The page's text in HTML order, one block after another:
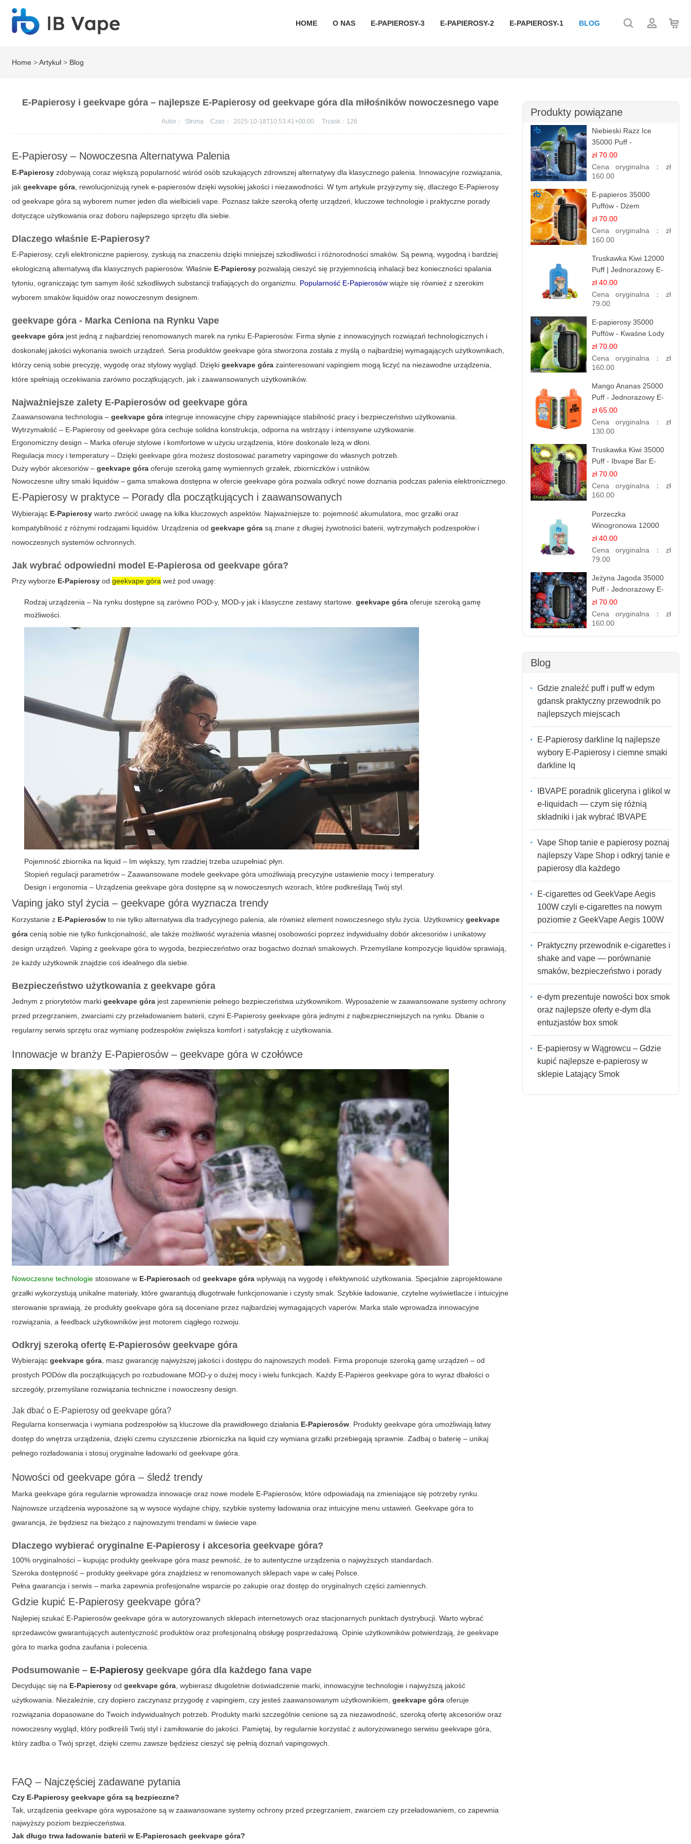
HOME O NAS E-PAPIEROSY-3 E-PAPIEROSY-2 E-PAPIEROSY-1 BLOG
Home >Artykuł > Blog
E-Papierosy i geekvape góra – najlepsze E-Papierosy od geekvape góra dla miłośników nowoczesnego vape
Autor： Strona Czas： 2025-10-18T10:53:41+00:00 Trzask： 126
E-Papierosy – Nowoczesna Alternatywa Palenia
E-Papierosy zdobywają coraz większą popularność wśród osób szukających zdrowszej alternatywy dla klasycznego palenia. Innowacyjne rozwiązania,
jakgeekvape góra , rewolucjonizują rynek e-papierosów dzięki wysokiej jakości i niezawodności. W tym artykule przyjrzymy się, dlaczego E-Papierosy
od geekvape góra są wyborem numer jeden dla wielbicieli vape. Poznasz także szeroką ofertę urządzeń, kluczowe technologie i praktyczne porady
dotyczące użytkowania oraz doboru najlepszego sprzętu dla siebie.
Dlaczego właśnie E-Papierosy?
E-Papierosy, czyli elektroniczne papierosy, zyskują na znaczeniu dzięki mniejszej szkodliwości i różnorodności smaków. Są pewną, wygodną i bardziej
ekologiczną alternatywą dla klasycznych papierosów. Właśnie E-Papierosy pozwalają cieszyć się przyjemnością inhalacji bez konieczności spalania
tytoniu, ograniczając tym samym ilość szkodliwych substancji trafiających do organizmu. Popularność E-Papierosów wiąże się również z szerokim
wyborem smaków liquidów oraz nowoczesnym designem.
geekvape góra - Marka Ceniona na Rynku Vape
geekvape góra jest jedną z najbardziej renomowanych marek na rynku E-Papierosów. Firma słynie z innowacyjnych rozwiązań technologicznych i
doskonałej jakości wykonania swoich urządzeń. Seria produktów geekvape góra stworzona została z myślą o najbardziej wymagających użytkownikach,
którzy cenią sobie precyzję, wygodę oraz stylowy wygląd. Dziękigeekvape góra zainteresowani vapingiem mogą liczyć na niezawodne urządzenia,
które spełniają oczekiwania zarówno początkujących, jak i zaawansowanych użytkowników.
Najważniejsze zalety E-Papierosów od geekvape góra
Zaawansowana technologia –geekvape góra integruje innowacyjne chipy zapewniające stabilność pracy i bezpieczeństwo użytkowania.
Wytrzymałość – E-Papierosy od geekvape góra cechuje solidna konstrukcja, odporna na wstrząsy i intensywne użytkowanie.
Ergonomiczny design – Marka oferuje stylowe i komfortowe w użyciu urządzenia, które doskonale leżą w dłoni.
Regulacja mocy i temperatury – Dzięki geekvape góra możesz dostosować parametry vapingowe do własnych potrzeb.
Duży wybór akcesoriów –geekvape góra oferuje szeroką gamę wymiennych grzałek, zbiorniczków i ustników.
Nowoczesne ultry smaki liquidów – gama smakowa dostępna w ofercie geekvape góra pozwala odkryć nowe doznania podczas palenia elektronicznego.
E-Papierosy w praktyce – Porady dla początkujących i zaawansowanych
Wybierając E-Papierosy warto zwrócić uwagę na kilka kluczowych aspektów. Najważniejsze to: pojemność akumulatora, moc grzałki oraz
kompatybilność z różnymi rodzajami liquidów. Urządzenia odgeekvape góra są znane z długiej żywotności baterii, wytrzymałych podzespołów i
nowoczesnych systemów ochronnych.
Jak wybrać odpowiedni model E-Papierosa od geekvape góra?
Przy wyborze E-Papierosy odgeekvape góra weź pod uwagę:
Rodzaj urządzenia – Na rynku dostępne są zarówno POD-y, MOD-y jak i klasyczne zestawy startowe.geekvape góra oferuje szeroką gamę
możliwości.
Pojemność zbiornika na liquid – Im większy, tym rzadziej trzeba uzupełniać płyn.
Stopień regulacji parametrów – Zaawansowane modele geekvape góra umożliwiają precyzyjne ustawienie mocy i temperatury.
Design i ergonomia – Urządzenia geekvape góra dostępne są w nowoczesnych wzorach, które podkreślają Twój styl.
Vaping jako styl życia – geekvape góra wyznacza trendy
Korzystanie z E-Papierosów to nie tylko alternatywa dla tradycyjnego palenia, ale również element nowoczesnego stylu życia. Użytkownicygeekvape
góra cenią sobie nie tylko funkcjonalność, ale także możliwość wyrażenia własnej osobowości poprzez indywidualny dobór akcesoriów i unikatowy
design urządzeń. Vaping z geekvape góra to wygoda, bezpieczeństwo oraz bogactwo doznań smakowych. Przemyślane kompozycje liquidów sprawiają,
że każdy użytkownik znajdzie coś idealnego dla siebie.
Bezpieczeństwo użytkowania z geekvape góra
Jednym z priorytetów markigeekvape góra jest zapewnienie pełnego bezpieczeństwa użytkownikom. Wyposażenie w zaawansowane systemy ochrony
przed przegrzaniem, zwarciami czy przeładowaniem baterii, czyni E-Papierosy geekvape góra jednymi z najbezpieczniejszych na rynku. Dbanie o
regularny serwis sprzętu oraz wymianę podzespołów zwiększa komfort i satysfakcję z użytkowania.
Innowacje w branży E-Papierosów – geekvape góra w czołówce
Nowoczesne technologie stosowane w E-Papierosach odgeekvape góra wpływają na wygodę i efektywność użytkowania. Specjalnie zaprojektowane
grzałki wykorzystują unikalne materiały, które gwarantują długotrwałe funkcjonowanie i czysty smak. Szybkie ładowanie, czytelne wyświetlacze i intuicyjne
sterowanie sprawiają, że produkty geekvape góra są doceniane przez najbardziej wymagających vaperów. Marka stale wprowadza innowacyjne
rozwiązania, a feedback użytkowników jest motorem ciągłego rozwoju.
Odkryj szeroką ofertę E-Papierosów geekvape góra
Wybierającgeekvape góra , masz gwarancję najwyższej jakości i dostępu do najnowszych modeli. Firma proponuje szeroką gamę urządzeń – od
prostych PODów dla początkujących po rozbudowane MOD-y o dużej mocy i wielu funkcjach. Każdy E-Papieros geekvape góra to wyraz dbałości o
szczegóły, przemyślane rozwiązania techniczne i nowoczesny design.
Jak dbać o E-Papierosy od geekvape góra?
Regularna konserwacja i wymiana podzespołów są kluczowe dla prawidłowego działania E-Papierosów . Produkty geekvape góra umożliwiają łatwy
dostęp do wnętrza urządzenia, dzięki czemu czyszczenie zbiorniczka na liquid czy wymiana grzałki przebiegają sprawnie. Zadbaj o baterię – unikaj
pełnego rozładowania i stosuj oryginalne ładowarki od geekvape góra.
Nowości od geekvape góra – śledź trendy
Marka geekvape góra regularnie wprowadza innowacje oraz nowe modele E-Papierosów, które odpowiadają na zmieniające się potrzeby rynku.
Najnowsze urządzenia wyposażone są w wysoce wydajne chipy, szybkie systemy ładowania oraz intuicyjne menu ustawień. Geekvape góra to
gwarancja, że będziesz na bieżąco z najnowszymi trendami w świecie vape.
Dlaczego wybierać oryginalne E-Papierosy i akcesoria geekvape góra?
100% oryginalności – kupując produkty geekvape góra masz pewność, że to autentyczne urządzenia o najwyższych standardach.
Szeroka dostępność – produkty geekvape góra znajdziesz w renomowanych sklepach vape w całej Polsce.
Pełna gwarancja i serwis – marka zapewnia profesjonalne wsparcie po zakupie oraz dostęp do oryginalnych części zamiennych.
Gdzie kupić E-Papierosy geekvape góra?
Najlepiej szukać E-Papierosów geekvape góra w autoryzowanych sklepach internetowych oraz stacjonarnych punktach dystrybucji. Warto wybrać
sprzedawców gwarantujących autentyczność produktów oraz profesjonalną obsługę posprzedażową. Opinie użytkowników potwierdzają, że geekvape
góra to marka godna zaufania i polecenia.
Podsumowanie – E-Papierosy geekvape góra dla każdego fana vape
Decydując się na E-Papierosy odgeekvape góra , wybierasz długoletnie doświadczenie marki, innowacyjne technologie i najwyższą jakość
użytkowania. Niezależnie, czy dopiero zaczynasz przygodę z vapingiem, czy jesteś zaawansowanym użytkownikiem,geekvape góra oferuje
rozwiązania dopasowane do Twoich indywidualnych potrzeb. Produkty marki szczególnie cenione są za niezawodność, szeroką ofertę akcesoriów oraz
nowoczesny wygląd, który podkreśli Twój styl i zamiłowanie do jakości. Pamiętaj, by regularnie korzystać z autoryzowanego serwisu geekvape góra,
który zadba o Twój sprzęt, dzięki czemu zawsze będziesz cieszyć się pełnią doznań vapingowych.
FAQ – Najczęściej zadawane pytania
Czy E-Papierosy geekvape góra są bezpieczne?
Tak, urządzenia geekvape góra wyposażone są w zaawansowane systemy ochrony przed przegrzaniem, zwarciem czy przeładowaniem, co zapewnia
najwyższy poziom bezpieczeństwa.
Jak długo trwa ładowanie baterii w E-Papierosach geekvape góra?
Produkty powiązane
Niebieski Razz Ice
35000 Puff -
Orzeźwiający E-
papieros Jednorazowy |
IBVAPE
zł 70.00
Cena oryginalna： zł
160.00
E-papieros 35000
Puffów - Dżem
Pomarańczowy |
Aromatyczny i
Długotrwały
zł 70.00
Cena oryginalna： zł
160.00
Truskawka Kiwi 12000
Puff | Jednorazowy E-
papierosy | Owocowa
Mieszanka
zł 40.00
Cena oryginalna： zł
79.00
E-papierosy 35000
Puffów - Kwaśne Lody
Jabłkowe |
Orzeźwiający Smak
zł 70.00
Cena oryginalna： zł
160.00
Mango Ananas 25000
Puff - Jednorazowy E-
papieros | Egzotyczny
Smak
zł 65.00
Cena oryginalna： zł
130.00
Truskawka Kiwi 35000
Puff - Ibvape Bar E-
papierosy Jednorazowy
zł 70.00
Cena oryginalna： zł
160.00
Porzeczka
Winogronowa 12000
Puffów | Jednorazowy
E-papieros | Owocowy
Miks
zł 40.00
Cena oryginalna： zł
79.00
Jeżyna Jagoda 35000
Puff - Jednorazowy E-
papieros | Smak
Leśnych Owoców
zł 70.00
Cena oryginalna： zł
160.00
Blog
Gdzie znaleźć puff i puff w edym
gdansk praktyczny przewodnik po
najlepszych miejscach
E-Papierosy darkline lq najlepsze
wybory E-Papierosy i ciemne smaki
darkline lq
IBVAPE poradnik gliceryna i glikol w
e-liquidach — czym się różnią
składniki i jak wybrać IBVAPE
Vape Shop tanie e papierosy poznaj
najlepszy Vape Shop i odkryj tanie e
papierosy dla każdego
E-cigarettes od GeekVape Aegis
100W czyli e-cigarettes na nowym
poziomie z GeekVape Aegis 100W
Praktyczny przewodnik e-cigarettes i
shake and vape — porównanie
smaków, bezpieczeństwo i porady
e-dym prezentuje nowości box smok
oraz najlepsze oferty e-dym dla
entuzjastów box smok
E-papierosy w Wągrowcu – Gdzie
kupić najlepsze e-papierosy w
sklepie Latający Smok